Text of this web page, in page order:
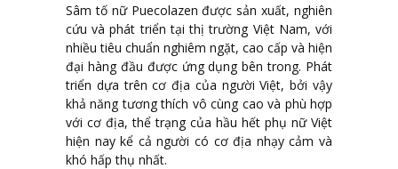
Sâm tố nữ Puecolazen được sản xuất, nghiên
cứu và phát triển tại thị trường Việt Nam, với
nhiều tiêu chuẩn nghiêm ngặt, cao cấp và hiện
đại hàng đầu được ứng dụng bên trong. Phát
triển dựa trên cơ địa của người Việt, bởi vậy
khả năng tương thích vô cùng cao và phù hợp
với cơ địa, thể trạng của hầu hết phụ nữ Việt
hiện nay kể cả người có cơ địa nhạy cảm và
khó hấp thụ nhất.